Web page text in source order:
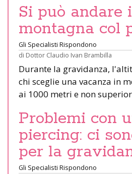
Si può andare
montagna col
Gli Specialisti Rispondono
di Dottor Claudio Ivan Brambilla
Durante la gravidanza,
chi sceglie una vacanza in
ai 1000 metri e non
Problemi con
piercing: ci
per la
Gli Specialisti Rispondono